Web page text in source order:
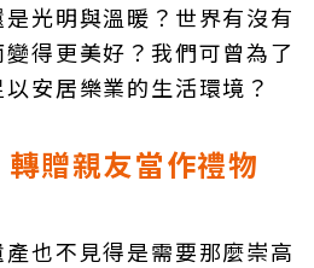
光明與溫暖？世界有沒有
得更美好？我們可曾為了
安居樂業的生活環境？
贈親友當作禮物
也不見得是需要那麼崇高